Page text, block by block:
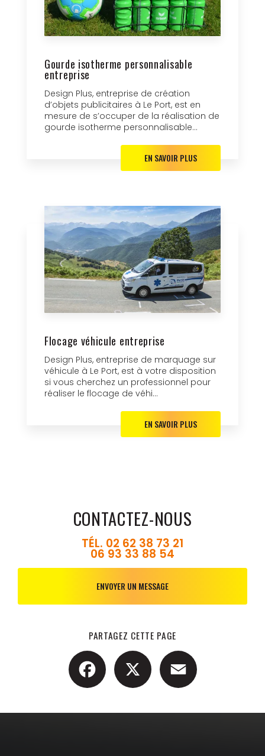
Gourde isotherme personnalisable
entreprise
Design Plus, entreprise de création
d’objets publicitaires à Le Port, est en
mesure de s’occuper de la réalisation de
gourde isotherme personnalisable...
EN SAVOIR PLUS
Flocage véhicule entreprise
Design Plus, entreprise de marquage sur
véhicule à Le Port, est à votre disposition
si vous cherchez un professionnel pour
réaliser le flocage de véhi...
EN SAVOIR PLUS
CONTACTEZ-NOUS
TÉL. 02 62 38 73 21
06 93 33 88 54
ENVOYER UN MESSAGE
PARTAGEZ CETTE PAGE
Facebook